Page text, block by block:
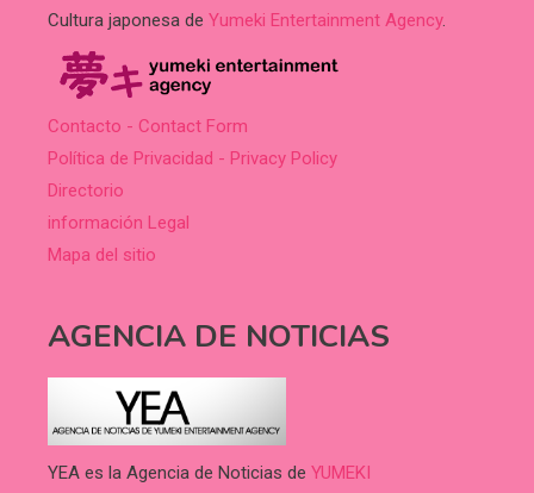
Cultura japonesa de Yumeki Entertainment Agency.
Contacto - Contact Form
Política de Privacidad - Privacy Policy
Directorio
información Legal
Mapa del sitio
AGENCIA DE NOTICIAS
YEA es la Agencia de Noticias de YUMEKI